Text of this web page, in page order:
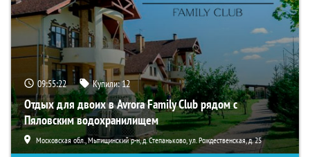
09:55:21 Купили:12
Отдых для двоих в Avrora Family Club рядом с
Пяловским водохранилищем
Московская обл., Мытищинский р-н, д. Степаньково, ул. Рождественская, д. 25